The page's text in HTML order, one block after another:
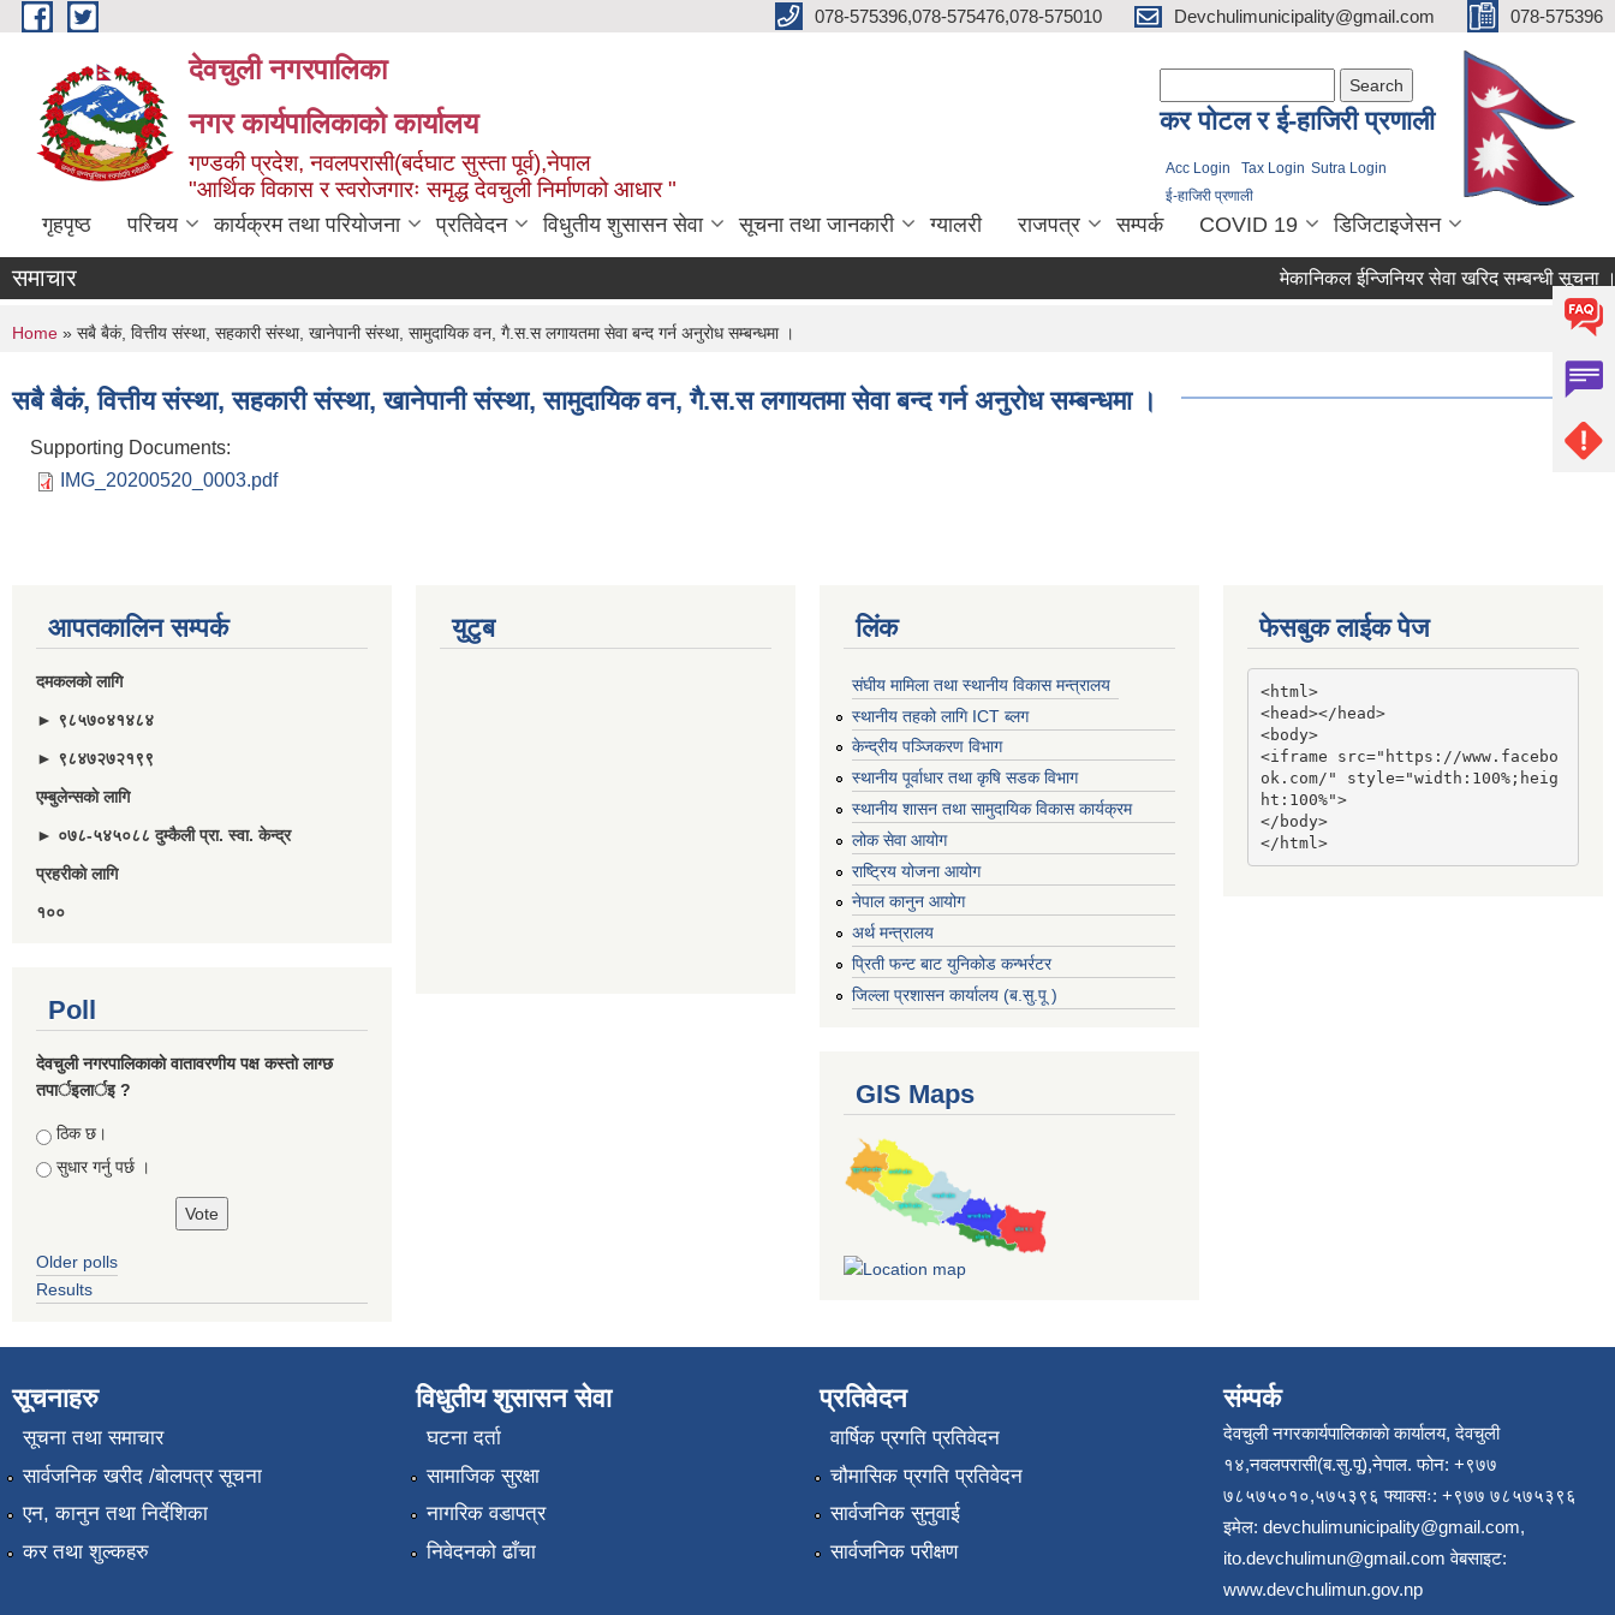
Skip to main content 078-575396,078-575476,078-575010 Devchulimunicipality@gmail.com 078-575396
देवचुली नगरपालिका
नगर कार्यपालिकाको कार्यालय
गण्डकी प्रदेश, नवलपरासी(बर्दघाट सुस्ता पूर्व),नेपाल
"आर्थिक विकास र स्वरोजगारः समृद्ध देवचुली निर्माणको आधार "
कर पाेटल र ई-हाजिरी प्रणाली
Acc Login Tax Login Sutra Login
ई-हाजिरी प्रणाली
गृहपृष्ठ परिचय कार्यक्रम तथा परियोजना प्रतिवेदन विधुतीय शुसासन सेवा सूचना तथा जानकारी ग्यालरी राजपत्र सम्पर्क COVID 19 डिजिटाइजेसन
समाचार मेकानिकल ईन्जिनियर सेवा खरिद सम्बन्धी सूचना ।
You are here
Home » सबै बैकं, वित्तीय संस्था, सहकारी संस्था, खानेपानी संस्था, सामुदायिक वन, गै.स.स लगायतमा सेवा बन्द गर्न अनुराेध सम्बन्धमा ।
सबै बैकं, वित्तीय संस्था, सहकारी संस्था, खानेपानी संस्था, सामुदायिक वन, गै.स.स लगायतमा सेवा बन्द गर्न अनुराेध सम्बन्धमा ।
Supporting Documents:
IMG_20200520_0003.pdf
आपतकालिन सम्पर्क
दमकलकाे लागि
► ९८५७०४१४८४
► ९८४७२७२१९९
एम्बुलेन्सकाे लागि
► ०७८-५४५०८८ दुम्कैली प्रा. स्वा. केन्द्र
प्रहरीकाे लागि
१००
Poll
देवचुली नगरपालिकाकाे वातावरणीय पक्ष कस्ताे लाग्छ
तपार्इलार्इ ?
Choices
ठिक छ।
सुधार गर्नु पर्छ ।
Older polls
Results
युटुब लिंक
संघीय मामिला तथा स्थानीय विकास मन्त्रालय
स्थानीय तहको लागि ICT ब्लग
केन्द्रीय पञ्जिकरण विभाग
स्थानीय पूर्वाधार तथा कृषि सडक विभाग
स्थानीय शासन तथा सामुदायिक विकास कार्यक्रम
लोक सेवा आयोग
राष्ट्रिय योजना आयोग
नेपाल कानुन आयोग
अर्थ मन्त्रालय
प्रिती फन्ट बाट युनिकोड कन्भर्रटर
जिल्ला प्रशासन कार्यालय (ब.सु.पू )
GIS Maps
फेसबुक लाईक पेज
<html>
<head></head>
<body>
<iframe src="https://www.facebo
ok.com/" style="width:100%;heig
ht:100%">
</body>
</html>
सूचनाहरु
सूचना तथा समाचार
सार्वजनिक खरीद /बोलपत्र सूचना
एन, कानुन तथा निर्देशिका
कर तथा शुल्कहरु
विधुतीय शुसासन सेवा
घटना दर्ता
सामाजिक सुरक्षा
नागरिक वडापत्र
निवेदनको ढाँचा
प्रतिवेदन
वार्षिक प्रगति प्रतिवेदन
चौमासिक प्रगति प्रतिवेदन
सार्वजनिक सुनुवाई
सार्वजनिक परीक्षण
संम्पर्क
देवचुली नगरकार्यपालिकाकाे कार्यालय, देवचुली
१४,नवलपरासी(ब.सु.पू),नेपाल. फोन: +९७७
७८५७५०१०,५७५३९६ फ्याक्सः: +९७७ ७८५७५३९६
इमेल: devchulimunicipality@gmail.com,
ito.devchulimun@gmail.com वेबसाइट:
www.devchulimun.gov.np